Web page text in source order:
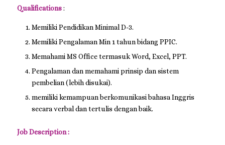
Qualifications:
Memiliki Pendidikan Minimal D-3.
Memiliki Pengalaman Min 1 tahun bidang PPIC.
Memahami MS Office termasuk Word, Excel, PPT.
Pengalaman dan memahami prinsip dan sistem
pembelian (lebih disukai).
memiliki kemampuan berkomunikasi bahasa Inggris
secara verbal dan tertulis dengan baik.
Job Description :